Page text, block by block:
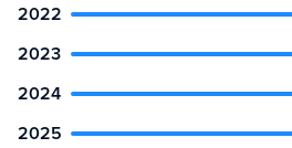
2022
2023
2024
2025